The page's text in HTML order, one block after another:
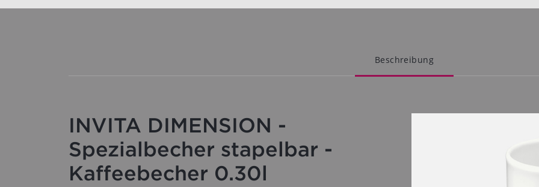
Beschreibung
INVITA DIMENSION -
Spezialbecher stapelbar -
Kaffeebecher 0.30l